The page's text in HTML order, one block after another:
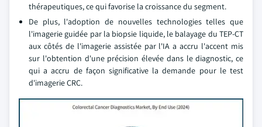
thérapeutiques, ce qui favorise la croissance du segment.
De plus, l'adoption de nouvelles technologies telles que
l'imagerie guidée par la biopsie liquide, le balayage du TEP-CT
aux côtés de l'imagerie assistée par l'IA a accru l'accent mis
sur l'obtention d'une précision élevée dans le diagnostic, ce
qui a accru de façon significative la demande pour le test
d'imagerie CRC.